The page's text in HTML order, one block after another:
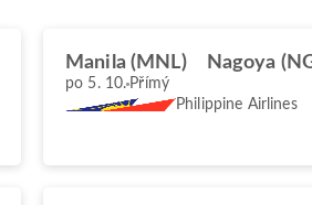
Manila (MNL) Nagoya
po 5. 10. Přímý
Philippine Airlines